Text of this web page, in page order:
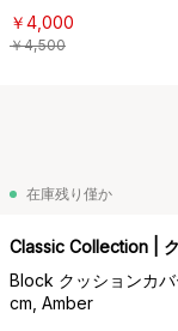
￥4,000
￥4,500
在庫残り僅か
Classic Collection |
Block クッションカ
cm, Amber